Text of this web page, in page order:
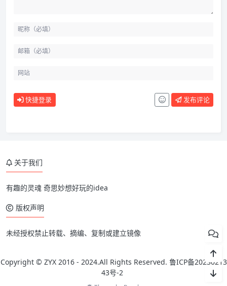
快捷登录 发布评论
关于我们
有趣的灵魂 奇思妙想好玩的idea
版权声明
未经授权禁止转载、摘编、复制或建立镜像
Copyright © ZYX 2016 - 2024.All Rights Reserved. 鲁ICP备20230213
43号-2